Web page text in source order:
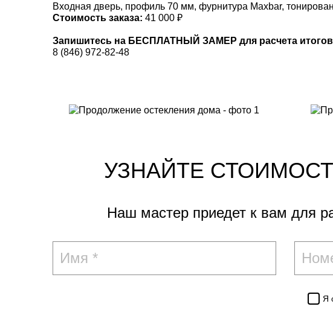
Входная дверь, профиль 70 мм, фурнитура Maxbar,
Стоимость заказа: 41 000 ₽
Запишитесь на БЕСПЛАТНЫЙ ЗАМЕР для расчета
8 (846) 972-82-48
УЗНАЙТЕ
Наш мастер приедет к вам для
Я